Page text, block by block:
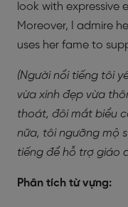
look with expressive
Moreover, I admire
uses her fame to
(Người nổi tiếng tôi
vừa xinh đẹp vừa
thoát, đôi mắt biểu
nữa, tôi ngưỡng mộ
tiếng để hỗ trợ giáo
Phân tích từ vựng: